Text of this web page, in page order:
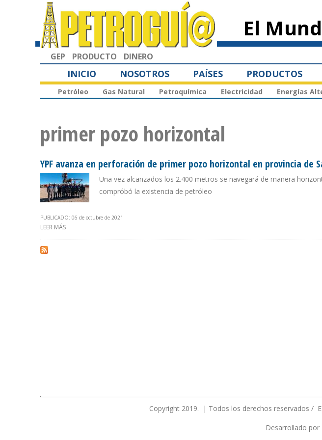
El
GEP PRODUCTO DINERO
INICIO NOSOTROS PAÍSES PRODUCTOS
Petróleo Gas Natural Petroquímica Electricidad Energías
primer pozo horizontal
YPF avanza en perforación de primer pozo horizontal en provincia de
Una vez alcanzados los 2.400 metros se navegará de manera
compróbó la existencia de petróleo
PUBLICADO: 06 de octubre de 2021
LEER MÁS
Copyright 2019. | Todos los derechos reservados /
Desarrollado por